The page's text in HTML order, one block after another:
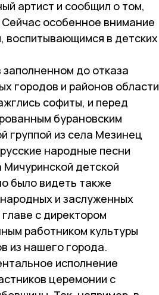
артист и сообщил о том,
особенное внимание
воспитывающимся в детских
до отказа
городов и районов области
софиты, и перед
бурановским
группой из села Мезинец
народные песни
детской
было видеть также
и заслуженных
с директором
работником культуры
из нашего города.
исполнение
церемонии с